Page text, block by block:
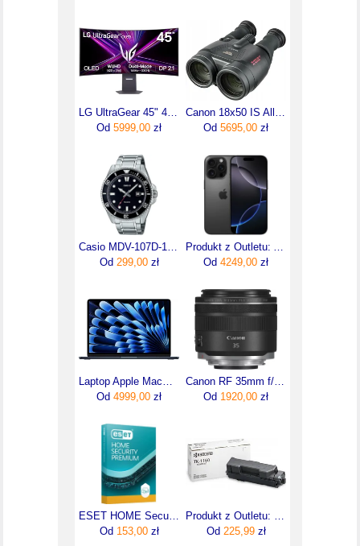
Od 5999,00 zł
Od 5695,00 zł
Od 299,00zł
Od 4249,00 zł
Od 4999,00 zł
Od 1920,00 zł
Od 153,00zł
Od 225,99zł